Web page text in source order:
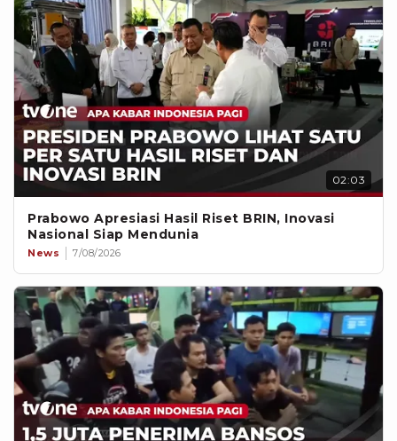
02:03
Prabowo Apresiasi Hasil Riset BRIN, Inovasi
Nasional Siap Mendunia
News 7/08/2026